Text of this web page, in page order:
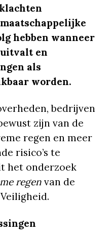
hebben wanneer
en
als
worden.
bedrijven
zijn van de
regen en meer
risico’s te
het onderzoek
regen van de